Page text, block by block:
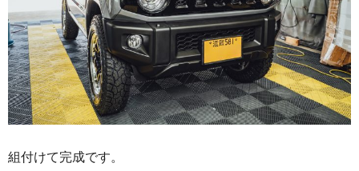
組付けて完成です。